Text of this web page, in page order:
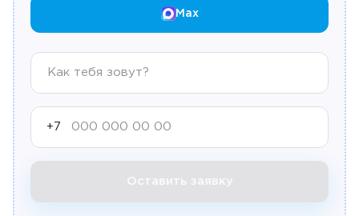
Max
+7
Оставить заявку